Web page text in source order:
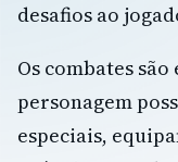
desafios ao
Os combates
personagem
especiais,